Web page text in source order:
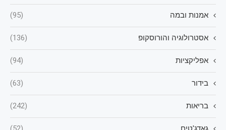
אמנות ובמה (95)
אסטרולוגיה והורוסקופ (136)
אפליקציות (94)
בידור (63)
בריאות (242)